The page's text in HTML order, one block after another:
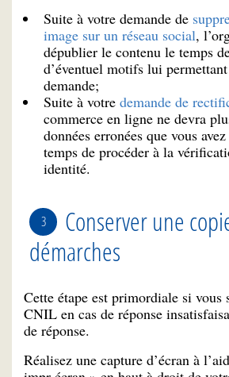
Suite à votre demande de
image sur un réseau social,
dépublier le contenu le temps
d’éventuel motifs lui
demande;
Suite à votre demande de
commerce en ligne ne devra
données erronées que vous
temps de procéder à la
identité.
Conserver une
démarches
Cette étape est primordiale si vous
CNIL en cas de réponse
de réponse.
Réalisez une capture d’écran à